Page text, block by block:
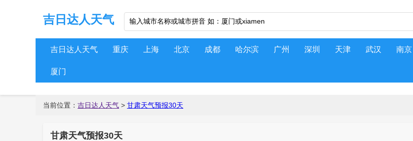
吉日达人天气
吉日达人天气 重庆 上海 北京 成都 哈尔滨 广州 深圳 天津 武汉 南京
厦门
当前位置： 吉日达人天气 > 甘肃天气预报30天
甘肃天气预报30天